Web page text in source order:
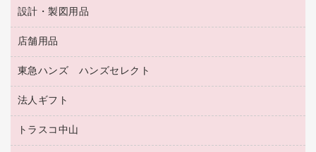
食品添加物製品
プレゼン用ファイル
ファイルボックス
パイプ式ファイル
その他ファイル
マーキングペン（油性）
マーキングペン（水性）
ボールペン（油性）
ボールペン（ゲルインク）
シャープペンシル用替芯
備品／小物ケース
透明テープ 事務用
電話台
針なしステープラー
介護用品
医療関連用品
工事関連用品
屋外用品
設計・製図用品
設計・製図用品
店舗用品
店舗運営用品
陳列什器
紙手提げ袋
レジ・ポリ袋
東急ハンズ ハンズセレクト
東急ハンズ
法人ギフト
高島屋
トラスコ中山